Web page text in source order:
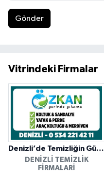
Gönder
Vitrindeki Firmalar
Denizli’de Temizliğin Güvenilir Adresi: Özkan Yerinde Yıkama
DENIZLI TEMIZLIK
FIRMALARI